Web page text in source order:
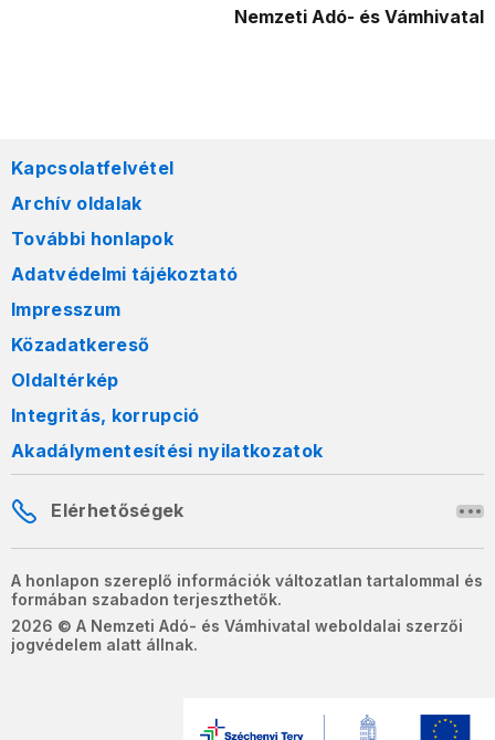
Nemzeti Adó- és Vámhivatal
Kapcsolatfelvétel
Archív oldalak
További honlapok
Adatvédelmi tájékoztató
Impresszum
Közadatkereső
Oldaltérkép
Integritás, korrupció
Akadálymentesítési nyilatkozatok
Elérhetőségek
A honlapon szereplő információk változatlan tartalommal és
formában szabadon terjeszthetők.
2026 © A Nemzeti Adó- és Vámhivatal weboldalai szerzői
jogvédelem alatt állnak.